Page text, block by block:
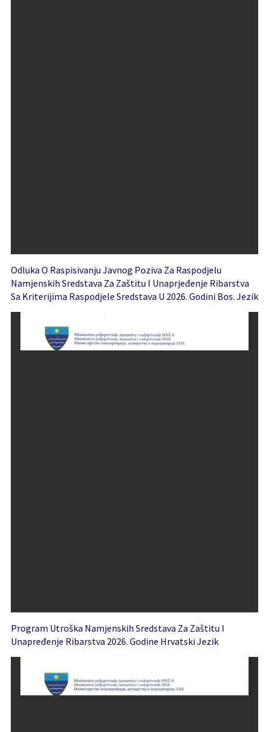
Odluka O Raspisivanju Javnog Poziva Za Raspodjelu
Namjenskih Sredstava Za Zaštitu I Unaprjeđenje Ribarstva
Sa Kriterijima Raspodjele Sredstava U 2026. Godini Bos. Jezik
Program Utroška Namjenskih Sredstava Za Zaštitu I
Unapređenje Ribarstva 2026. Godine Hrvatski Jezik